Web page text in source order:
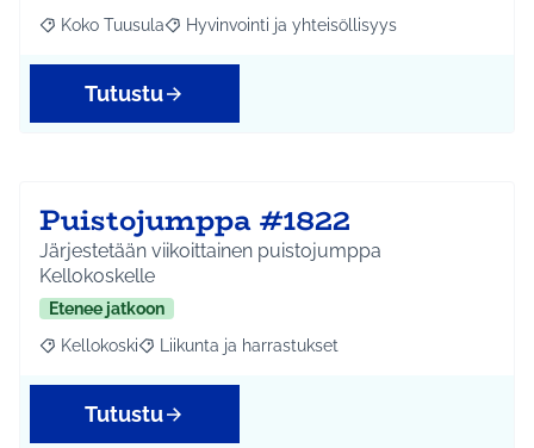
Rajaa tulokset aihepiirin mukaan: Koko Tuusula
Koko Tuusula Rajaa tulokset teeman mukaan: Hyvinvointi ja
Hyvinvointi ja yhteisöllisyys
Tutustu
Puistojumppa #1822
Järjestetään viikoittainen puistojumppa
Kellokoskelle
Etenee jatkoon
Rajaa tulokset aihepiirin mukaan: Kellokoski
Kellokoski Rajaa tulokset teeman mukaan: Liikunta ja
Liikunta ja harrastukset
Tutustu